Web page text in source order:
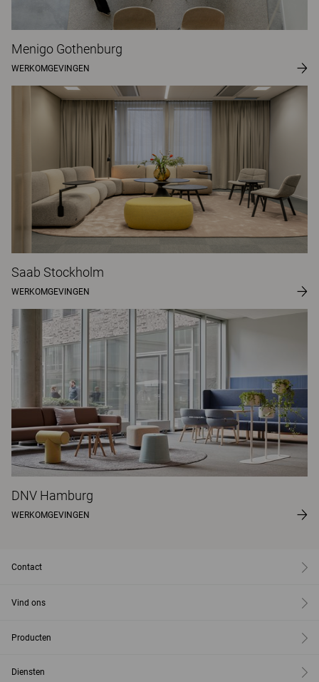
Menigo Gothenburg
WERKOMGEVINGEN
Saab Stockholm
WERKOMGEVINGEN
DNV Hamburg
WERKOMGEVINGEN
Contact
Vind ons
Producten
Diensten